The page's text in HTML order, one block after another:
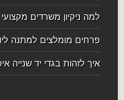
למה ניקיון משרדים
פרחים מומלצים למתנה
איך לזהות בגדי יד שנייה